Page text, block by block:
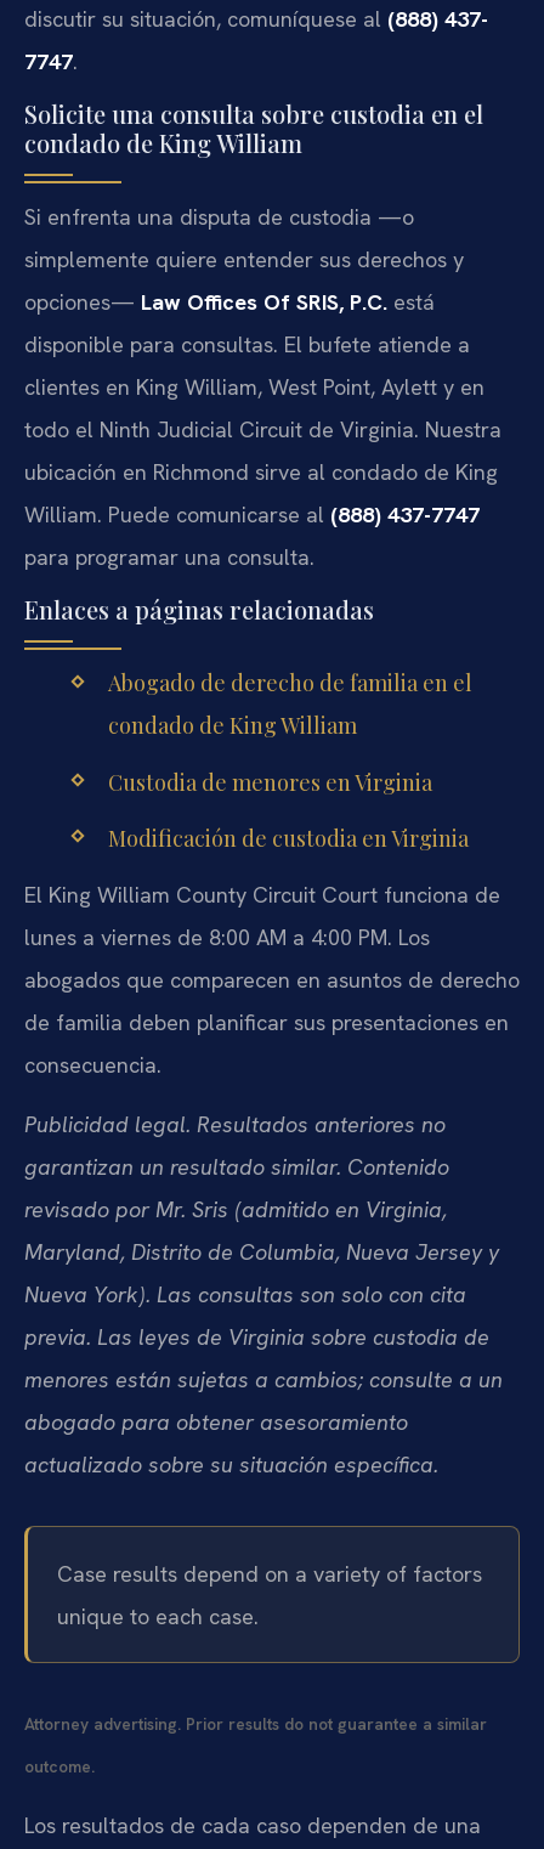
discutir su situación, comuníquese al (888) 437-
7747.
Solicite una consulta sobre custodia en el
condado de King William
Si enfrenta una disputa de custodia —o
simplemente quiere entender sus derechos y
opciones— Law Offices Of SRIS, P.C. está
disponible para consultas. El bufete atiende a
clientes en King William, West Point, Aylett y en
todo el Ninth Judicial Circuit de Virginia. Nuestra
ubicación en Richmond sirve al condado de King
William. Puede comunicarse al (888) 437-7747
para programar una consulta.
Enlaces a páginas relacionadas
Abogado de derecho de familia en el
condado de King William
Custodia de menores en Virginia
Modificación de custodia en Virginia
El King William County Circuit Court funciona de
lunes a viernes de 8:00 AM a 4:00 PM. Los
abogados que comparecen en asuntos de derecho
de familia deben planificar sus presentaciones en
consecuencia.
Publicidad legal. Resultados anteriores no
garantizan un resultado similar. Contenido
revisado por Mr. Sris (admitido en Virginia,
Maryland, Distrito de Columbia, Nueva Jersey y
Nueva York). Las consultas son solo con cita
previa. Las leyes de Virginia sobre custodia de
menores están sujetas a cambios; consulte a un
abogado para obtener asesoramiento
actualizado sobre su situación específica.
Case results depend on a variety of factors
unique to each case.
Attorney advertising. Prior results do not guarantee a similar
outcome.
Los resultados de cada caso dependen de una